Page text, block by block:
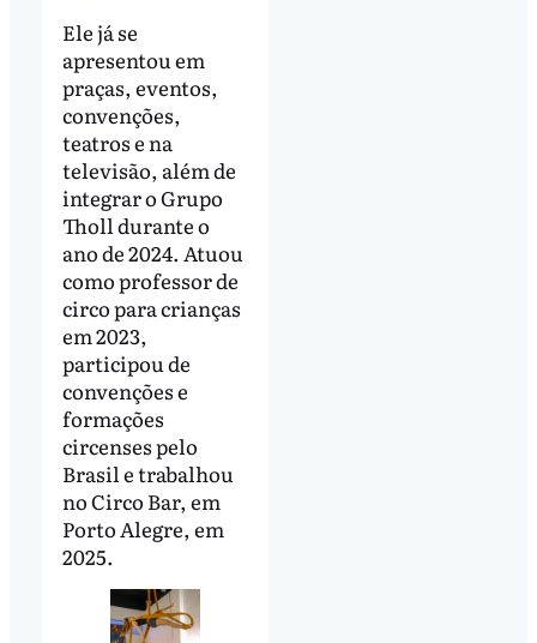
Ele já se
apresentou em
praças, eventos,
convenções,
teatros e na
televisão, além de
integrar o Grupo
Tholl durante o
ano de 2024. Atuou
como professor de
circo para crianças
em 2023,
participou de
convenções e
formações
circenses pelo
Brasil e trabalhou
no Circo Bar, em
Porto Alegre, em
2025.